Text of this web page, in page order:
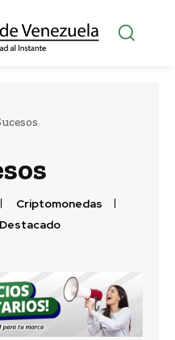
Criptomonedas
Destacado